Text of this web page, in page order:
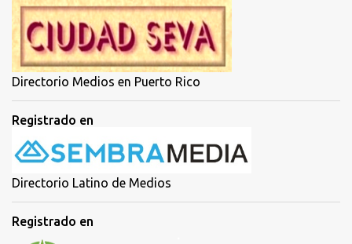
Directorio Medios en Puerto Rico
Registrado en
Directorio Latino de Medios
Registrado en